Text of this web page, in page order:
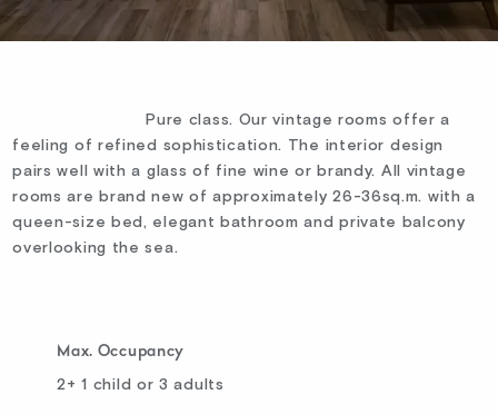
Pure class. Our vintage rooms offer a
feeling of refined sophistication. The interior design
pairs well with a glass of fine wine or brandy. All vintage
rooms are brand new of approximately 26-36sq.m. with a
queen-size bed, elegant bathroom and private balcony
overlooking the sea.
Max. Occupancy
2+ 1 child or 3 adults